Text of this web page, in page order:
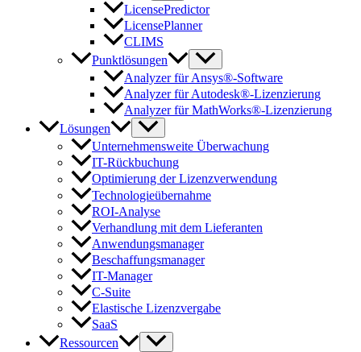
LicensePredictor
LicensePlanner
CLIMS
Punktlösungen
Analyzer für Ansys®-Software
Analyzer für Autodesk®-Lizenzierung
Analyzer für MathWorks®-Lizenzierung
Lösungen
Unternehmensweite Überwachung
IT-Rückbuchung
Optimierung der Lizenzverwendung
Technologieübernahme
ROI-Analyse
Verhandlung mit dem Lieferanten
Anwendungsmanager
Beschaffungsmanager
IT-Manager
C-Suite
Elastische Lizenzvergabe
SaaS
Ressourcen